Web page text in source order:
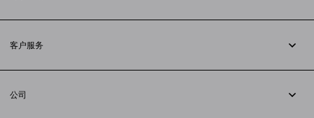
客户服务
配送方式
公司